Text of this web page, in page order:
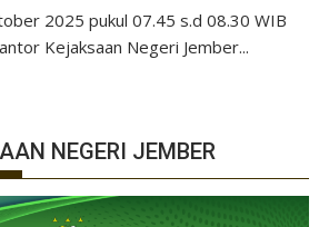
2025 pukul 07.45 s.d 08.30 WIB
Kejaksaan Negeri Jember...
NEGERI JEMBER